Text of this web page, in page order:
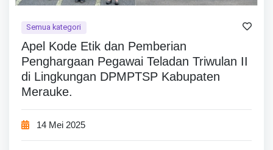
Semua kategori
Apel Kode Etik dan Pemberian
Penghargaan Pegawai Teladan Triwulan II
di Lingkungan DPMPTSP Kabupaten
Merauke.
14 Mei 2025